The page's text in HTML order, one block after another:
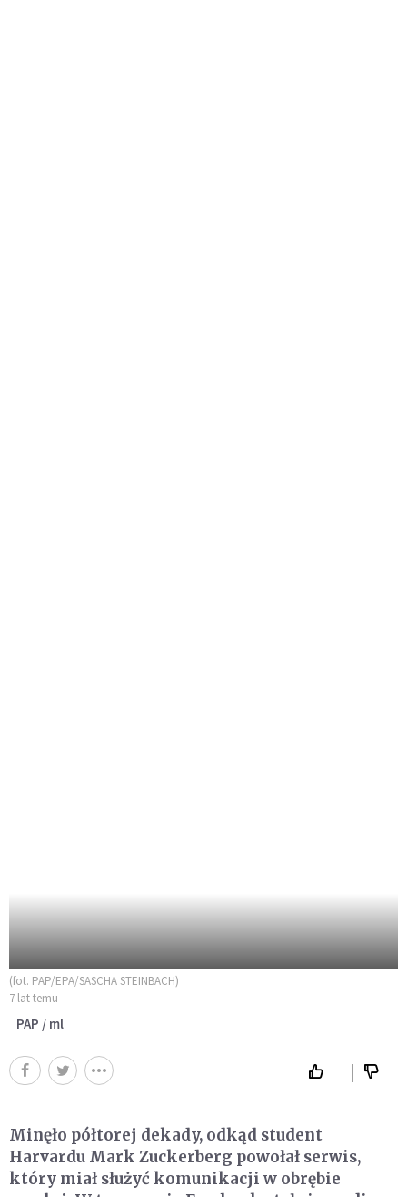
(fot. PAP/EPA/SASCHA STEINBACH)
7 lat temu
PAP / ml
Minęło półtorej dekady, odkąd student
Harvardu Mark Zuckerberg powołał serwis,
który miał służyć komunikacji w obrębie